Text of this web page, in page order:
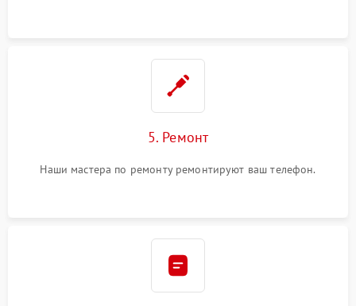
5. Ремонт
Наши мастера по ремонту ремонтируют ваш телефон.